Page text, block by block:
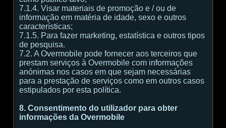
7.1.4. Visar materiais de promoção e / ou de
informação em matéria de idade, sexo e outros
características;
7.1.5. Para fazer marketing, estatística e outros tipos
de pesquisa.
7.2. A Overmobile pode fornecer aos terceiros que
prestam serviços à Overmobile com informações
anónimas nos casos em que sejam necessárias
para a prestação de serviços como em outros casos
estipulados por esta política.
8. Consentimento do utilizador para obter
informações da Overmobile